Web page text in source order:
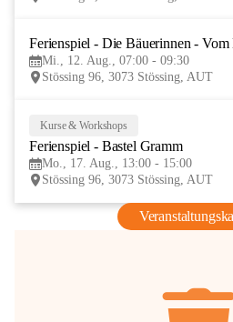
Ferienspiel - Die Bäuerinnen -
Mi., 12. Aug., 07:00 - 09:30
Stössing 96, 3073 Stössing, AUT
Kurse & Workshops
Ferienspiel - Bastel Gramm
Mo., 17. Aug., 13:00 - 15:00
Stössing 96, 3073 Stössing, AUT